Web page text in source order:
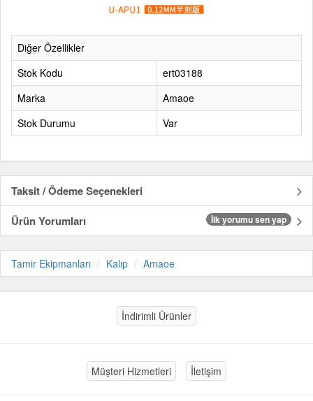
Diğer Özellikler
Stok Kodu
ert03188
Marka
Amaoe
Stok Durumu
Var
Taksit / Ödeme Seçenekleri
Ürün Yorumları
İlk yorumu sen yap
Tamir Ekipmanları Kalıp Amaoe
İndirimli Ürünler
Müşteri Hizmetleri İletişim